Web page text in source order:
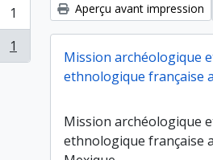
1
1
Aperçu avant impression
Mission archéologique
ethnologique française
Mission archéologique
ethnologique française